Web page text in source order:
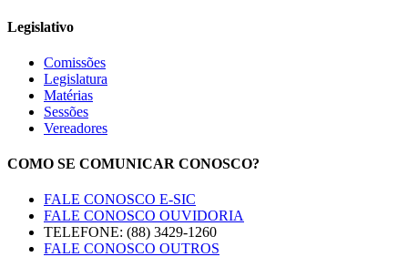
Legislativo
Comissões
Legislatura
Matérias
Sessões
Vereadores
COMO SE COMUNICAR CONOSCO?
FALE CONOSCO E-SIC
FALE CONOSCO OUVIDORIA
TELEFONE: (88) 3429-1260
FALE CONOSCO OUTROS